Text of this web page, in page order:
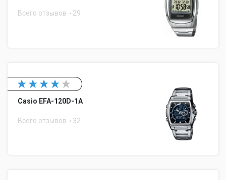
Всего отзывов 29
Casio EFA-120D-1A
Всего отзывов 32